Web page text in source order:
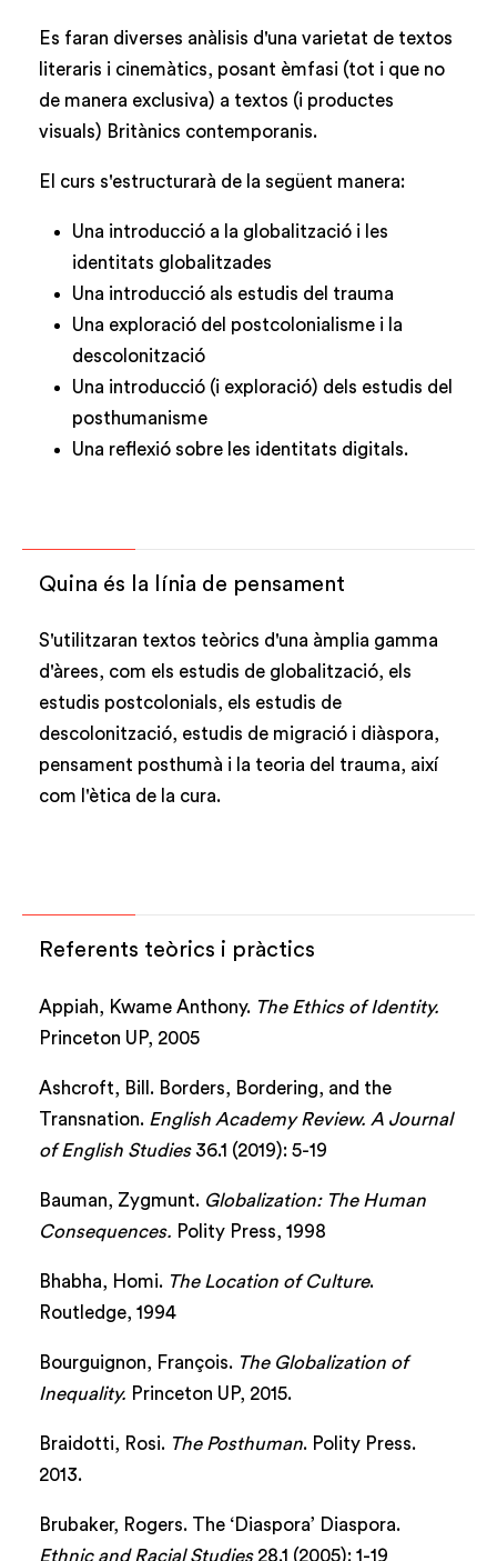
Es faran diverses anàlisis d'una varietat de textos
literaris i cinemàtics, posant èmfasi (tot i que no
de manera exclusiva) a textos (i productes
visuals) Britànics contemporanis.
El curs s'estructurarà de la següent manera:
Una introducció a la globalització i les
identitats globalitzades
Una introducció als estudis del trauma
Una exploració del postcolonialisme i la
descolonització
Una introducció (i exploració) dels estudis del
posthumanisme
Una reflexió sobre les identitats digitals.
Quina és la línia de pensament
S'utilitzaran textos teòrics d'una àmplia gamma
d'àrees, com els estudis de globalització, els
estudis postcolonials, els estudis de
descolonització, estudis de migració i diàspora,
pensament posthumà i la teoria del trauma, així
com l'ètica de la cura.
Referents teòrics i pràctics
Appiah, Kwame Anthony. The Ethics of Identity.
Princeton UP, 2005
Ashcroft, Bill. Borders, Bordering, and the
Transnation. English Academy Review. A Journal
of English Studies 36.1 (2019): 5-19
Bauman, Zygmunt. Globalization: The Human
Consequences. Polity Press, 1998
Bhabha, Homi. The Location of Culture.
Routledge, 1994
Bourguignon, François. The Globalization of
Inequality. Princeton UP, 2015.
Braidotti, Rosi. The Posthuman. Polity Press.
2013.
Brubaker, Rogers. The ‘Diaspora’ Diaspora.
Ethnic and Racial Studies28.1 (2005): 1-19